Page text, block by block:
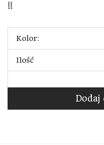
!!
Kolor:
Ilość
Dodaj